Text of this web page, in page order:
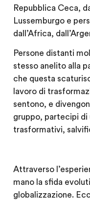
Repubblica Ceca,
Lussemburgo e
dall’Africa,
Persone distanti
stesso anelito alla
che questa
lavoro di
sentono, e
gruppo, partecipi di
trasformativi,
Attraverso
mano la sfida
globalizzazione.